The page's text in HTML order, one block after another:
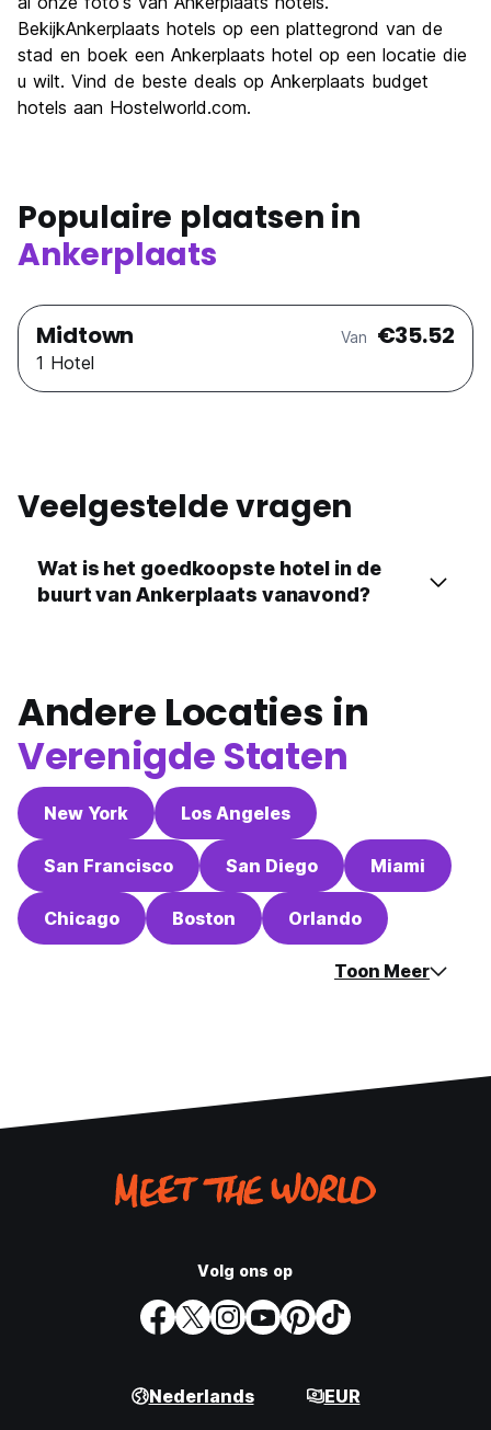
Waarde voor uw geld
6.5
BekijkAnkerplaats hotels op een plattegrond van de
stad en boek een Ankerplaats hotel op een locatie die
u wilt. Vind de beste deals op Ankerplaats budget
hotels aan Hostelworld.com.
Populaire plaatsen in
Ankerplaats
Midtown Van €35.52
1 Hotel
Veelgestelde vragen
Wat is het goedkoopste hotel in de
buurt van Ankerplaats vanavond?
Andere Locaties in
Verenigde Staten
New York Los Angeles
San Francisco San Diego Miami
Chicago Boston Orlando
Toon Meer
Volg ons op
Nederlands EUR